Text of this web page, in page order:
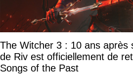
The Witcher 3 : 10 ans après
de Riv est officiellement de
Songs of the Past